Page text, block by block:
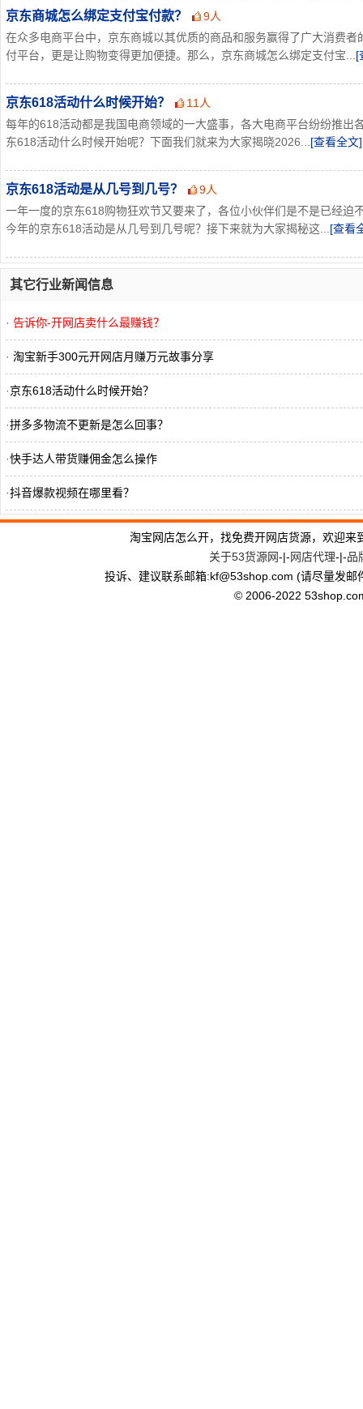
京东商城怎么绑定支付宝付款？
9人
在众多电商平台中，京东商城以其优质的商品和服务赢得了广大消费
付平台，更是让购物变得更加便捷。那么，京东商城怎么绑定支付宝...[
京东618活动什么时候开始？
11人
每年的618活动都是我国电商领域的一大盛事，各大电商平台纷纷推出
东618活动什么时候开始呢？下面我们就来为大家揭晓2026...[查看全文]
京东618活动是从几号到几号？
9人
一年一度的京东618购物狂欢节又要来了，各位小伙伴们是不是已经迫
今年的京东618活动是从几号到几号呢？接下来就为大家揭秘这...[查看
其它行业新闻信息
· 告诉你-开网店卖什么最赚钱？
· 淘宝新手300元开网店月赚万元故事分享
·京东618活动什么时候开始？
·拼多多物流不更新是怎么回事？
·快手达人带货赚佣金怎么操作
·抖音爆款视频在哪里看？
·快手永久封号了,怎么注销账号呢
淘宝网店怎么开，找免费开网店货源，欢迎
关于53货源网-|-网店代理-|-品
投诉、建议联系邮箱:kf@53shop.com (请尽量发
© 2006-2022